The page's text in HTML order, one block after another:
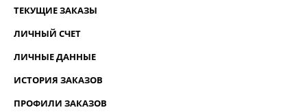
ТЕКУЩИЕ ЗАКАЗЫ
ЛИЧНЫЙ СЧЕТ
ЛИЧНЫЕ ДАННЫЕ
ИСТОРИЯ ЗАКАЗОВ
ПРОФИЛИ ЗАКАЗОВ